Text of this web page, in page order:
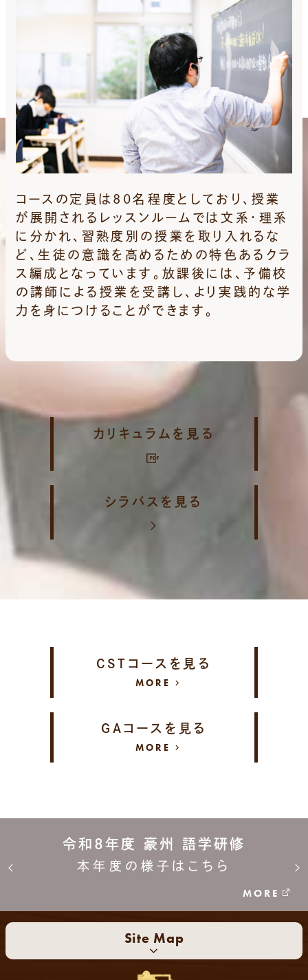
コースの定員は80名程度としており、授業
が展開されるレッスンルームでは文系・理系
に分かれ、習熟度別の授業を取り入れるな
ど、生徒の意識を高めるための特色あるクラ
ス編成となっています。放課後には、予備校
の講師による授業を受講し、より実践的な学
力を身につけることができます。
カリキュラムを見る
シラバスを見る
CSTコースを見る
MORE
GAコースを見る
MORE
令和8年度 豪州 語学研修
本年度の様子はこちら
MORE
Site Map